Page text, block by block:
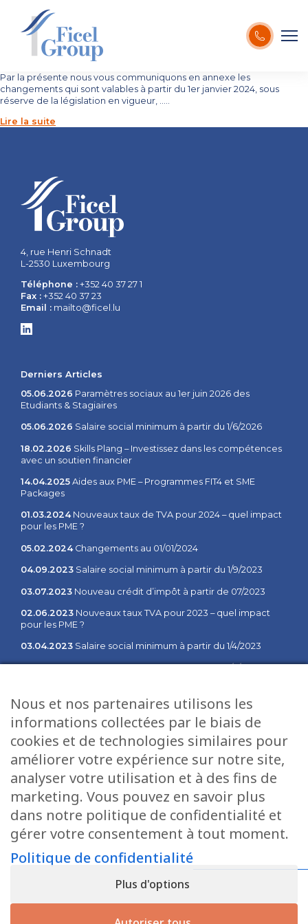
Par la présente nous vous communiquons en annexe les
changements qui sont valables à partir du 1er janvier 2024, sous
réserve de la législation en vigueur, …..
Lire la suite
4, rue Henri Schnadt
L-2530 Luxembourg
Téléphone : +352 40 37 27 1
Fax :+352 40 37 23
Email : mailto@ficel.lu
Derniers Articles
05.06.2026 Paramètres sociaux au 1er juin 2026 des
Etudiants & Stagiaires
05.06.2026 Salaire social minimum à partir du 1/6/2026
18.02.2026 Skills Plang – Investissez dans les compétences
avec un soutien financier
14.04.2025Aides aux PME – Programmes FIT4 et SME
Packages
01.03.2024Nouveaux taux de TVA pour 2024 – quel impact
pour les PME ?
05.02.2024Changements au 01/01/2024
04.09.2023Salaire social minimum à partir du 1/9/2023
03.07.2023Nouveau crédit d’impôt à partir de 07/2023
02.06.2023Nouveaux taux TVA pour 2023 – quel impact
pour les PME ?
03.04.2023Salaire social minimum à partir du 1/4/2023
02.02.2023Salaire social minimum à partir du 1/2/2023
janvier 2023
Plan du site
Accueil
Direction
Offres d’emploi
Actualités
Contact
Services
Fiduciaire
Informatique
Gestion
Tax Services
Nous et nos partenaires utilisons les
informations collectées par le biais de
cookies et de technologies similaires pour
améliorer votre expérience sur notre site,
analyser votre utilisation et à des fins de
marketing. Vous pouvez en savoir plus
dans notre politique de confidentialité et
gérer votre consentement à tout moment.
Politique de confidentialité
Plus d'options